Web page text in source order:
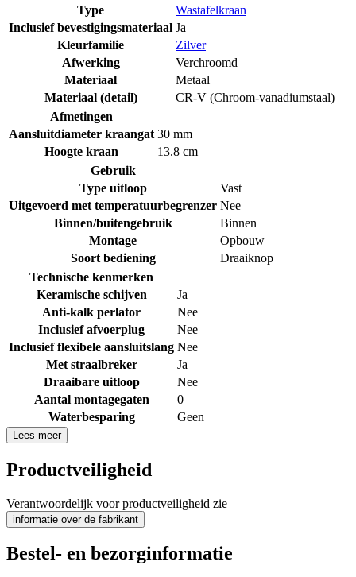
Type
Wastafelkraan
Inclusief bevestigingsmateriaal Ja
Kleurfamilie
Zilver
Afwerking
Verchroomd
Materiaal
Metaal
Materiaal (detail)
CR-V (Chroom-vanadiumstaal)
Afmetingen
Aansluitdiameter kraangat 30 mm
Hoogte kraan
13.8 cm
Gebruik
Type uitloop
Vast
Uitgevoerd met temperatuurbegrenzer Nee
Binnen/buitengebruik
Binnen
Montage
Opbouw
Soort bediening
Draaiknop
Technische kenmerken
Keramische schijven
Ja
Anti-kalk perlator
Nee
Inclusief afvoerplug
Nee
Inclusief flexibele aansluitslang Nee
Met straalbreker
Ja
Draaibare uitloop
Nee
Aantal montagegaten
0
Waterbesparing
Geen
Lees meer
Productveiligheid
Verantwoordelijk voor productveiligheid zie
informatie over de fabrikant
Bestel- en bezorginformatie